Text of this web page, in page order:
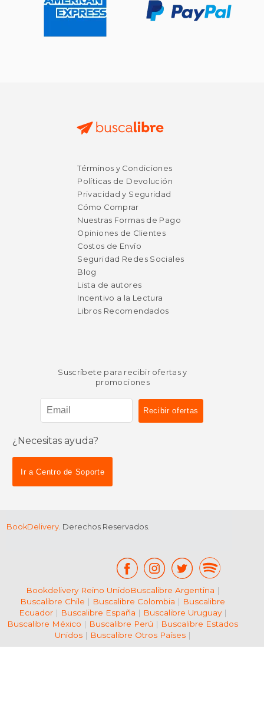
$ 50.00
$ 42.50 dcto.
dcto.
$ 27.95
$ 23.76
Términos y Condiciones
Políticas de Devolución
Privacidad y Seguridad
Cómo Comprar
Nuestras Formas de Pago
Opiniones de Clientes
Costos de Envío
Seguridad Redes Sociales
Blog
Lista de autores
Incentivo a la Lectura
Libros Recomendados
Suscríbete para recibir ofertas y
promociones
¿Necesitas ayuda?
Ir a Centro de Soporte
BookDelivery. Derechos Reservados.
Bookdelivery Reino UnidoBuscalibre Argentina |
Buscalibre Chile | Buscalibre Colombia | Buscalibre
Ecuador| Buscalibre España | Buscalibre Uruguay|
Buscalibre México | Buscalibre Perú | Buscalibre Estados
Unidos| Buscalibre Otros Países|